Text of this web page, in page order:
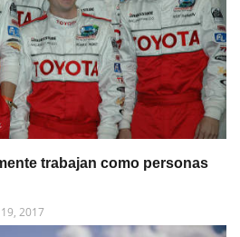
trabajan como personas
2017